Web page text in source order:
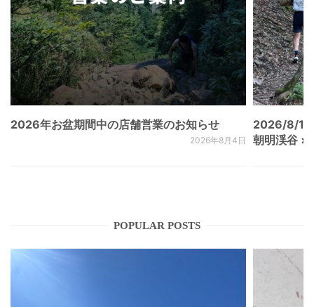
2026年お盆期間中の店舗営業のお知らせ
2026年8月4日
2026/8/
朝明渓谷 ×
POPULAR POSTS